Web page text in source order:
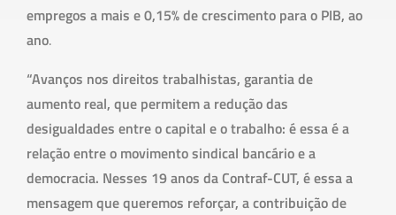
empregos a mais e 0,15% de crescimento para o PIB, ao
ano.
“Avanços nos direitos trabalhistas, garantia de
aumento real, que permitem a redução das
desigualdades entre o capital e o trabalho: é essa é a
relação entre o movimento sindical bancário e a
democracia. Nesses 19 anos da Contraf-CUT, é essa a
mensagem que queremos reforçar, a contribuição de